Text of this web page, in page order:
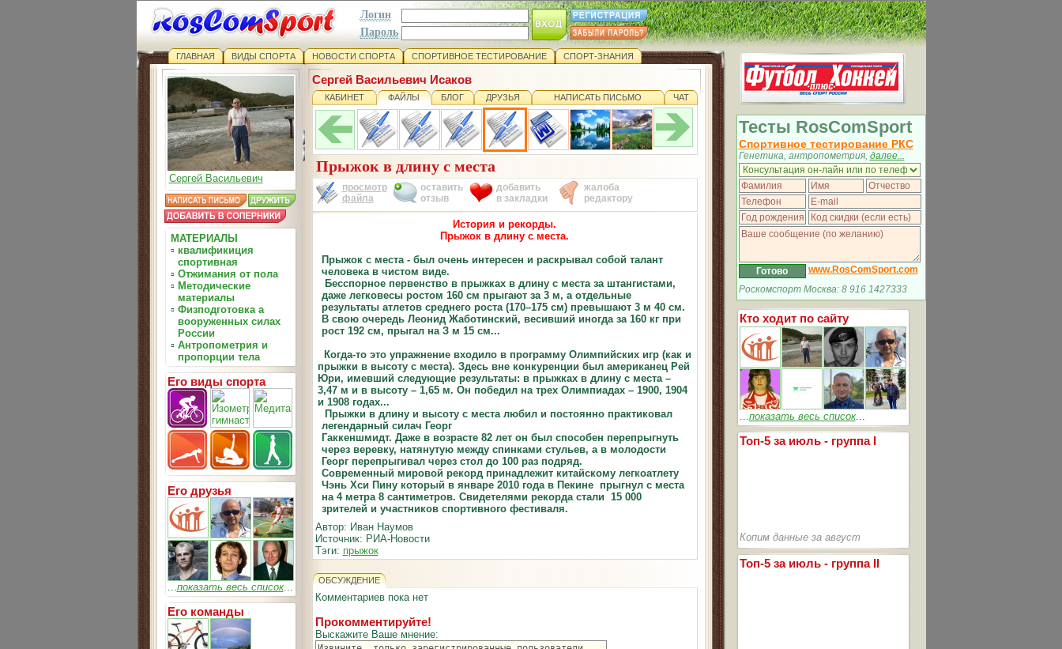
Логин
Пароль
ГЛАВНАЯ ВИДЫ СПОРТА НОВОСТИ СПОРТА СПОРТИВНОЕ ТЕСТИРОВАНИЕ СПОРТ-ЗНАНИЯ
Сергей Васильевич
МАТЕРИАЛЫ
▫ квалификиция
спортивная
▫ Отжимания от пола
▫ Методические
материалы
▫ Физподготовка а
вооруженных силах
России
▫ Антропометрия и
пропорции тела
Его виды спорта
Его друзья
...показать весь список...
Его команды
Сергей Васильевич Исаков
КАБИНЕТ ФАЙЛЫ БЛОГ ДРУЗЬЯ НАПИСАТЬ ПИСЬМО ЧАТ
Прыжок в длину с места
просмотр
файла
оставить
отзыв
добавить
в закладки
жалоба
редактору
История и рекорды.
Прыжок в длину с места.
Прыжок с места - был очень интересен и раскрывал собой талант
человека в чистом виде.
Бесспорное первенство в прыжках в длину с места за штангистами,
даже легковесы ростом 160 см прыгают за 3 м, а отдельные
результаты атлетов среднего роста (170–175 см) превышают 3 м 40 см.
В свою очередь Леонид Жаботинский, весивший иногда за 160 кг при
рост 192 см, прыгал на З м 15 см...
Когда-то это упражнение входило в программу Олимпийских игр (как и
прыжки в высоту с места). Здесь вне конкуренции был американец Рей
Юри, имевший следующие результаты: в прыжках в длину с места –
3,47 м и в высоту – 1,65 м. Он победил на трех Олимпиадах – 1900, 1904
и 1908 годах...
Прыжки в длину и высоту с места любил и постоянно практиковал
легендарный силач Георг
Гаккеншмидт. Даже в возрасте 82 лет он был способен перепрыгнуть
через веревку, натянутую между спинками стульев, а в молодости
Георг перепрыгивал через стол до 100 раз подряд.
Современный мировой рекорд принадлежит китайскому легкоатлету
Чэнь Хси Пину который в январе 2010 года в Пекине прыгнул с места
на 4 метра 8 сантиметров. Свидетелями рекорда стали 15 000
зрителей и участников спортивного фестиваля.
Автор: Иван Наумов
Источник: РИА-Новости
Тэги: прыжок
ОБСУЖДЕНИЕ
Комментариев пока нет
Прокомментируйте!
Выскажите Ваше мнение:
Тесты RosComSport
Спортивное тестирование РКС
Генетика, антропометрия, далее...
www.RosComSport.com
Роскомспорт Москва: 8 916 1427333
Кто ходит по сайту
...показать весь список...
Топ-5 за июль - группа I
Копим данные за август
Топ-5 за июль - группа II